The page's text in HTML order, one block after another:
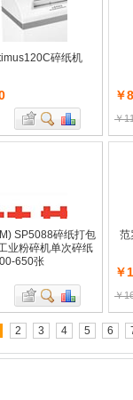
碎纸机
￥
￥
SP5088碎纸打包
业粉碎机单次碎纸
650张
范
￥
￥
2 3 4 5 6